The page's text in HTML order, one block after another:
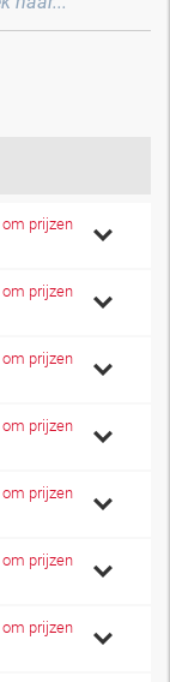
prijzen
prijzen
prijzen
prijzen
prijzen
prijzen
prijzen